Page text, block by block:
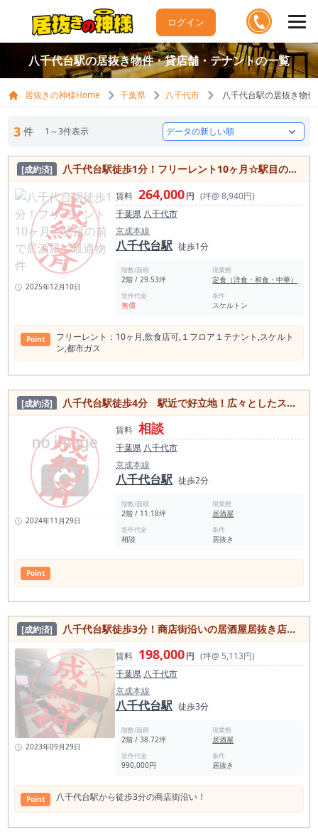
ログイン
八千代台駅の居抜き物件・貸店舗・テナントの一覧
居抜きの神様Home 千葉県 八千代市 八千代台駅の居抜き物
3 件 1～3件表示
[成約済] 八千代台駅徒歩1分！フリーレント10ヶ⽉☆駅目の前で居酒屋に最適物件
2025年12月10日
賃料 264,000円 (坪@ 8,940円)
千葉県 八千代市
京成本線
八千代台駅 徒歩1分
階数/面積
2階 / 29.53坪
現業態
定食（洋食・和食・中華）
造作代金
無償
条件
スケルトン
Point
フリーレント：10ヶ⽉,飲⾷店可,１フロア１テナント,スケルト
ン,都市ガス
[成約済] 八千代台駅徒歩4分 駅近で好立地！広々としたスペースの居抜き物件
2024年11月29日
賃料 相談
千葉県 八千代市
京成本線
八千代台駅 徒歩2分
階数/面積
2階 / 11.18坪
現業態
居酒屋
造作代金
相談
条件
居抜き
Point
[成約済] 八千代台駅徒歩3分！商店街沿いの居酒屋居抜き店舗物件
2023年09月29日
賃料 198,000円 (坪@ 5,113円)
千葉県 八千代市
京成本線
八千代台駅 徒歩3分
階数/面積
2階 / 38.72坪
現業態
居酒屋
造作代金
990,000円
条件
居抜き
Point 八千代台駅から徒歩3分の商店街沿い！